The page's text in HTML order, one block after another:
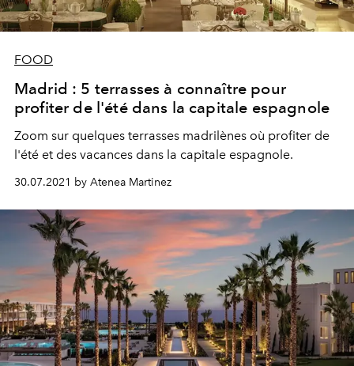
FOOD
Madrid : 5 terrasses à connaître pour
profiter de l'été dans la capitale espagnole
Zoom sur quelques terrasses madrilènes où profiter de
l'été et des vacances dans la capitale espagnole.
30.07.2021 by Atenea Martinez